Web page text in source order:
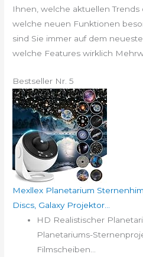
Ihnen, welche aktuellen
welche neuen Funktionen
sind Sie immer auf dem
welche Features wirklich
Bestseller Nr. 5
Mexllex Planetarium
Discs, Galaxy Projektor...
HD Realistischer
Planetariums-
Filmscheiben...